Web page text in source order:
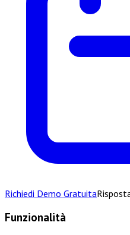
Richiedi Demo Gratuita
Funzionalità